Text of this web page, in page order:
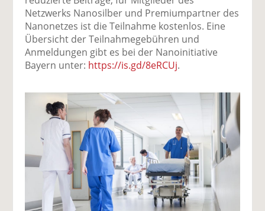
Netzwerks Nanosilber und Premiumpartner des
Nanonetzes ist die Teilnahme kostenlos. Eine
Übersicht der Teilnahmegebühren und
Anmeldungen gibt es bei der Nanoinitiative
Bayern unter: https://is.gd/8eRCUj.